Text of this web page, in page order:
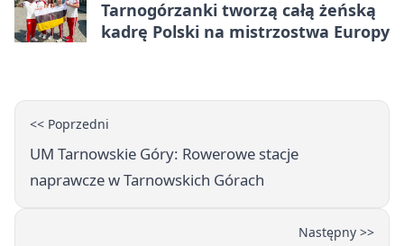
Tarnogórzanki tworzą całą żeńską
kadrę Polski na mistrzostwa Europy
<< Poprzedni
UM Tarnowskie Góry: Rowerowe stacje
naprawcze w Tarnowskich Górach
Następny >>